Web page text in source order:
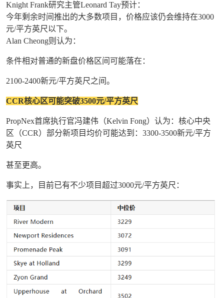
Knight Frank研究主管Leonard Tay预计：
今年剩余时间推出的大多数项目，价格应该仍会维持在3000
元/平方英尺以下。
Alan Cheong则认为：
条件相对普通的新盘价格区间可能落在：
2100-2400新元/平方英尺之间。
CCR核心区可能突破3500元/平方英尺
PropNex首席执行官冯建伟（Kelvin Fong）认为：核心中央
区（CCR）部分新项目均价可能达到：3300-3500新元/平方
英尺
甚至更高。
事实上，目前已有不少项目超过3000元/平方英尺：